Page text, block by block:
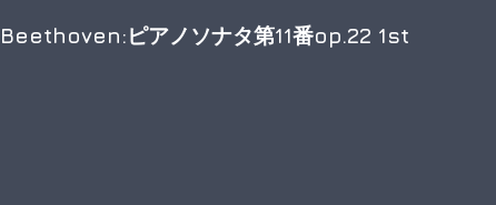
Beethoven:ピアノソナタ第11番op.22 1st